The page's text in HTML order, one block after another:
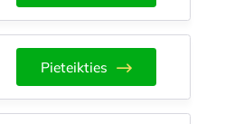
Pieteikties